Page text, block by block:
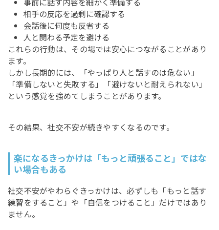
相手の反応を過剰に確認する
会話後に何度も反省する
人と関わる予定を避ける
これらの行動は、その場では安心につながることがあり
ます。
しかし長期的には、「やっぱり人と話すのは危ない」
「準備しないと失敗する」「避けないと耐えられない」
という感覚を強めてしまうことがあります。
その結果、社交不安が続きやすくなるのです。
楽になるきっかけは「もっと頑張ること」ではな
い場合もある
社交不安がやわらぐきっかけは、必ずしも「もっと話す
練習をすること」や「自信をつけること」だけではあり
ません。